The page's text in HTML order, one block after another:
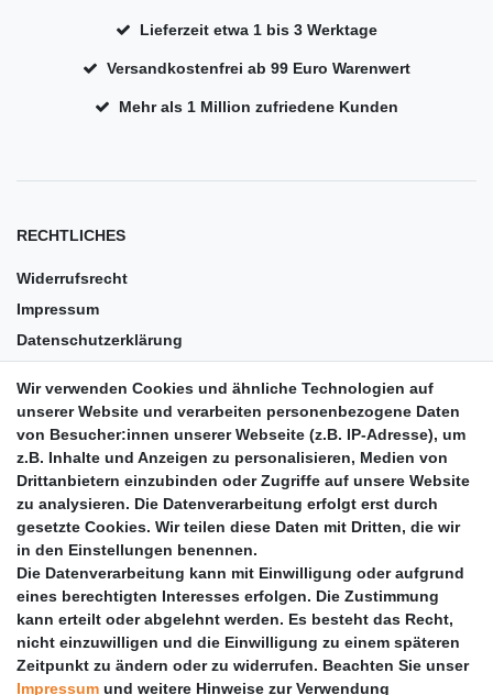
Lieferzeit etwa 1 bis 3 Werktage
Versandkostenfrei ab 99 Euro Warenwert
Mehr als 1 Million zufriedene Kunden
RECHTLICHES
Widerrufsrecht
Impressum
Datenschutzerklärung
Barrierefreiheit
Anleitungen
Vertrag widerrufen
PARTNER
DHL
GLS
PaketPLUS
Wir verwenden Cookies und ähnliche Technologien auf
unserer Website und verarbeiten personenbezogene Daten
von Besucher:innen unserer Webseite (z.B. IP-Adresse), um
z.B. Inhalte und Anzeigen zu personalisieren, Medien von
Drittanbietern einzubinden oder Zugriffe auf unsere Website
zu analysieren. Die Datenverarbeitung erfolgt erst durch
gesetzte Cookies. Wir teilen diese Daten mit Dritten, die wir
in den Einstellungen benennen.
Die Datenverarbeitung kann mit Einwilligung oder aufgrund
eines berechtigten Interesses erfolgen. Die Zustimmung
kann erteilt oder abgelehnt werden. Es besteht das Recht,
nicht einzuwilligen und die Einwilligung zu einem späteren
Zeitpunkt zu ändern oder zu widerrufen. Beachten Sie unser
Impressum und weitere Hinweise zur Verwendung